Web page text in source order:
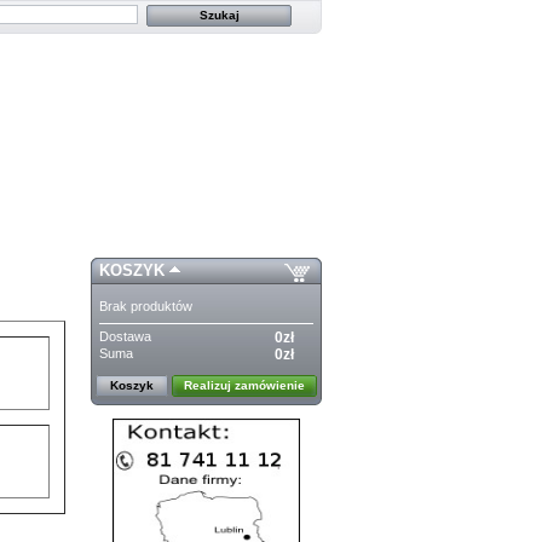
KOSZYK
Brak produktów
Dostawa 0zł
Suma 0zł
Koszyk Realizuj zamówienie